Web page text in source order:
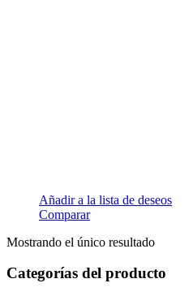
Añadir a la lista de deseos
Comparar
Mostrando el único resultado
Categorías del producto